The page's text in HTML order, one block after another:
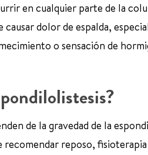
en cualquier parte de la
causar dolor de espalda,
o sensación de
de la gravedad de la
reposo,